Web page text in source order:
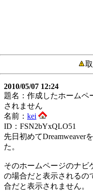
2010/05/07 12:24
題名：作成したホームペ
されません
名前： kei
ID：FSN2bYxQLO51
先日初めてDreamweaver
た。
そのホームページのナビ
の場合だと表示されるの
合だと表示されません。